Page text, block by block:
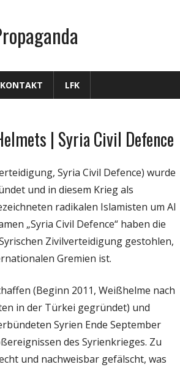
LFK
| Syria Civil Defence
Syria Civil Defence) wurde
und in diesem Krieg als
radikalen Islamisten um Al
„Syria Civil Defence“ haben die
Zivilverteidigung gestohlen,
Gremien ist.
(Beginn 2011, Weißhelme nach
in der Türkei gegründet) und
Syrien Ende September
des Syrienkrieges. Zu
und nachweisbar gefälscht, was